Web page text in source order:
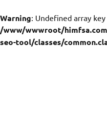
Warning: Undefined array key
/www/wwwroot/
seo-tool/classes/